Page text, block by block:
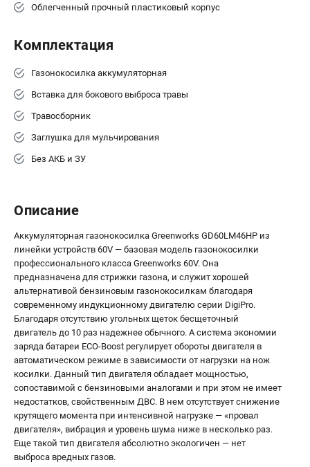
8 (812) 336-63-08
сб - с 10:00 до 16:00
ЗАКАЗ ЗАПЧАСТЕЙ
+7 (8112) 59-10-67
Облегченный прочный пластиковый корпус
Комплектация
Газонокосилка аккумуляторная
Вставка для бокового выброса травы
Травосборник
Заглушка для мульчирования
Без АКБ и ЗУ
Описание
Аккумуляторная газонокосилка Greenworks GD60LM46HP из
линейки устройств 60V — базовая модель газонокосилки
профессионального класса Greenworks 60V. Она
предназначена для стрижки газона, и служит хорошей
альтернативой бензиновым газонокосилкам благодаря
современному индукционному двигателю серии DigiPro.
Благодаря отсутствию угольных щеток бесщеточный
двигатель до 10 раз надежнее обычного. А система экономии
заряда батареи ECO-Boost регулирует обороты двигателя в
автоматическом режиме в зависимости от нагрузки на нож
косилки. Данный тип двигателя обладает мощностью,
сопоставимой с бензиновыми аналогами и при этом не имеет
недостатков, свойственным ДВС. В нем отсутствует снижение
крутящего момента при интенсивной нагрузке — «провал
двигателя», вибрация и уровень шума ниже в несколько раз.
Еще такой тип двигателя абсолютно экологичен — нет
выброса вредных газов.